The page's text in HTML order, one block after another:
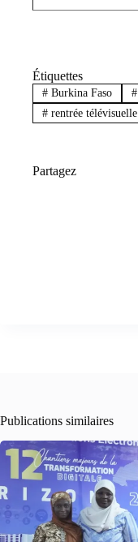
Étiquettes
#Burkina Faso #
#rentrée télévisuelle
Partagez
Publications similaires